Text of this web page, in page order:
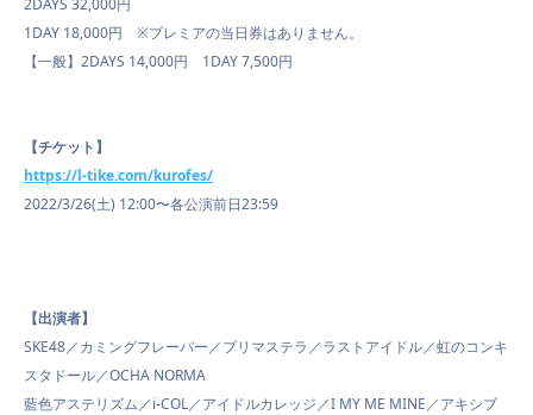
1DAY 18,000円 ※プレミアの当日券はありません。
【一般】2DAYS 14,000円 1DAY 7,500円
【チケット】
https://l-tike.com/kurofes/
2022/3/26(土) 12:00〜各公演前日23:59
【出演者】
SKE48／カミングフレーバー／プリマステラ／ラストアイドル／虹のコンキ
スタドール／OCHA NORMA
藍色アステリズム／i-COL／アイドルカレッジ／I MY ME MINE／アキシブ